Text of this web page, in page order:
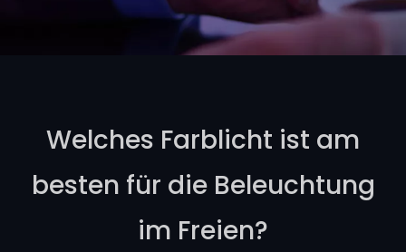
Welches Farblicht ist am
besten für die Beleuchtung
im Freien?